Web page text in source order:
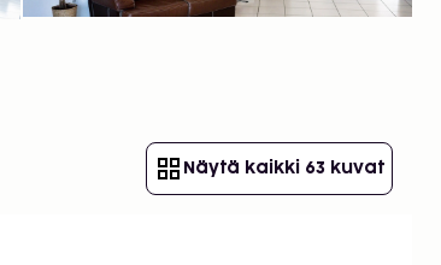
Näytä kaikki 63 kuvat